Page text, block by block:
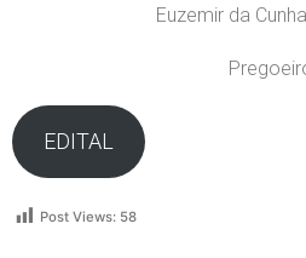
Euzemir da
EDITAL
Post Views: 58